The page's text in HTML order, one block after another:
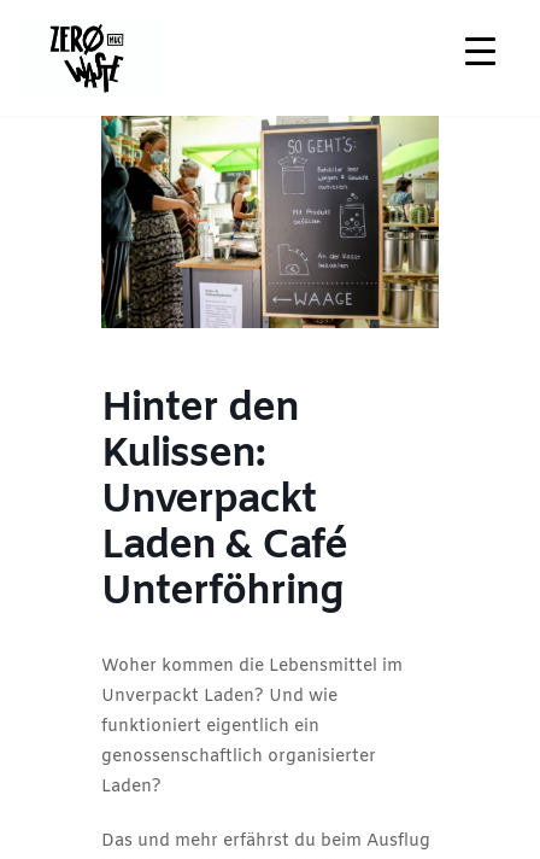
Hinter den
Kulissen:
Unverpackt
Laden & Café
Unterföhring
Woher kommen die Lebensmittel im
Unverpackt Laden? Und wie
funktioniert eigentlich ein
genossenschaftlich organisierter
Laden?
Das und mehr erfährst du beim Ausflug